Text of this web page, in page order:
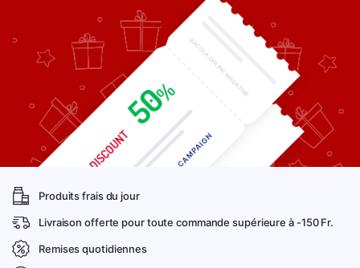
Produits frais du jour
Livraison offerte pour toute commande supérieure à -150 Fr.
Remises quotidiennes